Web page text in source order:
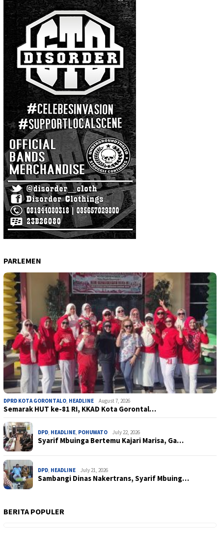
PARLEMEN
DPRD KOTA GORONTALO, HEADLINE August 7, 2026
Semarak HUT ke-81 RI, KKAD Kota Gorontal…
DPD, HEADLINE, POHUWATO July 22, 2026
Syarif Mbuinga Bertemu Kajari Marisa, Ga…
DPD, HEADLINE July 21, 2026
Sambangi Dinas Nakertrans, Syarif Mbuing…
BERITA POPULER